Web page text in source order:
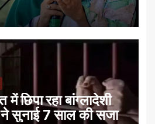
छिपा रहा बांग्लादेशी
ने सुनाई 7 साल की सजा